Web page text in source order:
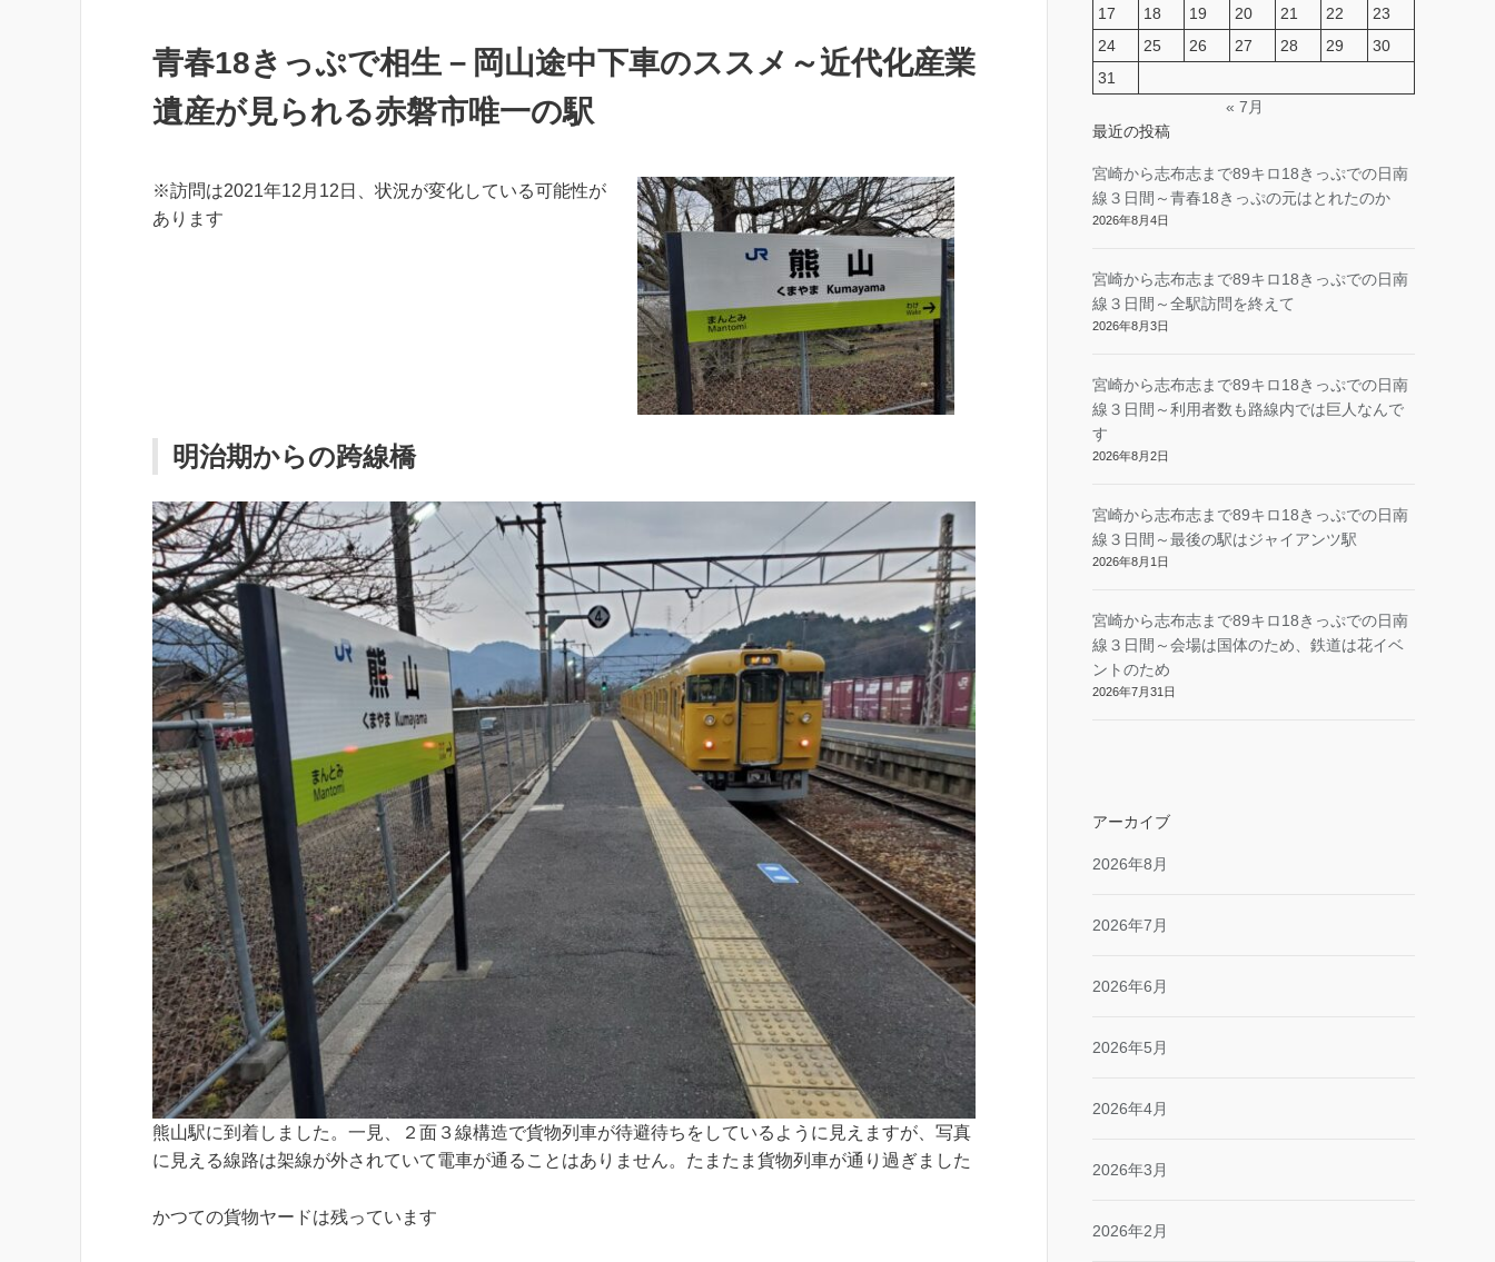
青春18きっぷで相生－岡山途中下車のススメ～近代化産業
遺産が見られる赤磐市唯一の駅
※訪問は2021年12月12日、状況が変化している可能性が
あります
明治期からの跨線橋
熊山駅に到着しました。一見、２面３線構造で貨物列車が待避待ちをしているように見えますが、写真
に見える線路は架線が外されていて電車が通ることはありません。たまたま貨物列車が通り過ぎました
かつての貨物ヤードは残っています
17 18 19 20 21 22
23
24
25 26 27 28 29
30
31
« 7月
最近の投稿
宮崎から志布志まで89キロ18きっぷでの日南
線３日間～青春18きっぷの元はとれたのか
2026年8月4日
宮崎から志布志まで89キロ18きっぷでの日南
線３日間～全駅訪問を終えて
2026年8月3日
宮崎から志布志まで89キロ18きっぷでの日南
線３日間～利用者数も路線内では巨人なんで
す
2026年8月2日
宮崎から志布志まで89キロ18きっぷでの日南
線３日間～最後の駅はジャイアンツ駅
2026年8月1日
宮崎から志布志まで89キロ18きっぷでの日南
線３日間～会場は国体のため、鉄道は花イベ
ントのため
2026年7月31日
アーカイブ
2026年8月
2026年7月
2026年6月
2026年5月
2026年4月
2026年3月
2026年2月